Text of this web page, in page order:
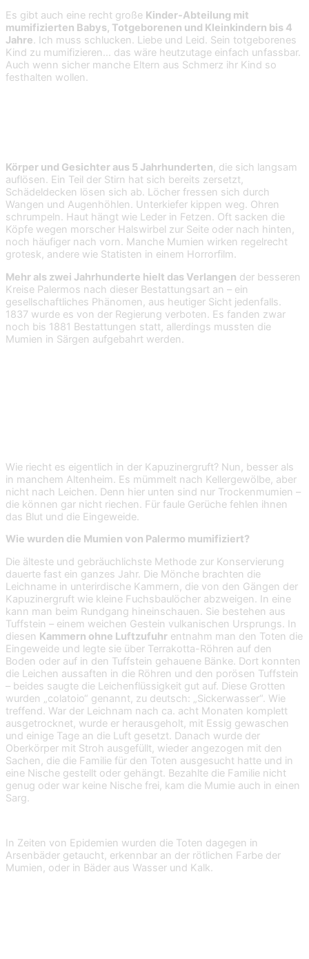
Es gibt auch eine recht große Kinder-Abteilung mit
mumifizierten Babys, Totgeborenen und Kleinkindern bis 4
Jahre. Ich muss schlucken. Liebe und Leid. Sein totgeborenes
Kind zu mumifizieren… das wäre heutzutage einfach unfassbar.
Auch wenn sicher manche Eltern aus Schmerz ihr Kind so
festhalten wollen.
Körper und Gesichter aus 5 Jahrhunderten, die sich langsam
auflösen. Ein Teil der Stirn hat sich bereits zersetzt,
Schädeldecken lösen sich ab. Löcher fressen sich durch
Wangen und Augenhöhlen. Unterkiefer kippen weg. Ohren
schrumpeln. Haut hängt wie Leder in Fetzen. Oft sacken die
Köpfe wegen morscher Halswirbel zur Seite oder nach hinten,
noch häufiger nach vorn. Manche Mumien wirken regelrecht
grotesk, andere wie Statisten in einem Horrorfilm.
Mehr als zwei Jahrhunderte hielt das Verlangen der besseren
Kreise Palermos nach dieser Bestattungsart an – ein
gesellschaftliches Phänomen, aus heutiger Sicht jedenfalls.
1837 wurde es von der Regierung verboten. Es fanden zwar
noch bis 1881 Bestattungen statt, allerdings mussten die
Mumien in Särgen aufgebahrt werden.
Wie riecht es eigentlich in der Kapuzinergruft? Nun, besser als
in manchem Altenheim. Es mümmelt nach Kellergewölbe, aber
nicht nach Leichen. Denn hier unten sind nur Trockenmumien –
die können gar nicht riechen. Für faule Gerüche fehlen ihnen
das Blut und die Eingeweide.
Wie wurden die Mumien von Palermo mumifiziert?
Die älteste und gebräuchlichste Methode zur Konservierung
dauerte fast ein ganzes Jahr. Die Mönche brachten die
Leichname in unterirdische Kammern, die von den Gängen der
Kapuzinergruft wie kleine Fuchsbaulöcher abzweigen. In eine
kann man beim Rundgang hineinschauen. Sie bestehen aus
Tuffstein – einem weichen Gestein vulkanischen Ursprungs. In
diesen Kammern ohne Luftzufuhr entnahm man den Toten die
Eingeweide und legte sie über Terrakotta-Röhren auf den
Boden oder auf in den Tuffstein gehauene Bänke. Dort konnten
die Leichen aussaften in die Röhren und den porösen Tuffstein
– beides saugte die Leichenflüssigkeit gut auf. Diese Grotten
wurden „colatoio“ genannt, zu deutsch: „Sickerwasser“. Wie
treffend. War der Leichnam nach ca. acht Monaten komplett
ausgetrocknet, wurde er herausgeholt, mit Essig gewaschen
und einige Tage an die Luft gesetzt. Danach wurde der
Oberkörper mit Stroh ausgefüllt, wieder angezogen mit den
Sachen, die die Familie für den Toten ausgesucht hatte und in
eine Nische gestellt oder gehängt. Bezahlte die Familie nicht
genug oder war keine Nische frei, kam die Mumie auch in einen
Sarg.
In Zeiten von Epidemien wurden die Toten dagegen in
Arsenbäder getaucht, erkennbar an der rötlichen Farbe der
Mumien, oder in Bäder aus Wasser und Kalk.